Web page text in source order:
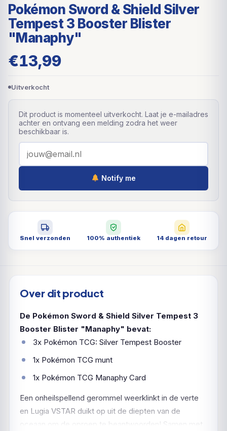
Pokémon Sword & Shield Silver
Tempest 3 Booster Blister
"Manaphy"
€13,99
Uitverkocht
Dit product is momenteel uitverkocht. Laat je e-mailadres
achter en ontvang een melding zodra het weer
beschikbaar is.
Notify me
Snel verzonden 100% authentiek 14 dagen retour
Over dit product
De Pokémon Sword & Shield Silver Tempest 3
Booster Blister "Manaphy" bevat:
3x Pokémon TCG: Silver Tempest Booster
1x Pokémon TCG munt
1x Pokémon TCG Manaphy Card
Een onheilspellend gerommel weerklinkt in de verte
en Lugia VSTAR duikt op uit de diepten van de
oceaan om de oproep te beantwoorden! Samen met